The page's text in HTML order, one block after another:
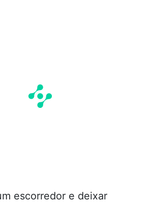
escorredor e deixar